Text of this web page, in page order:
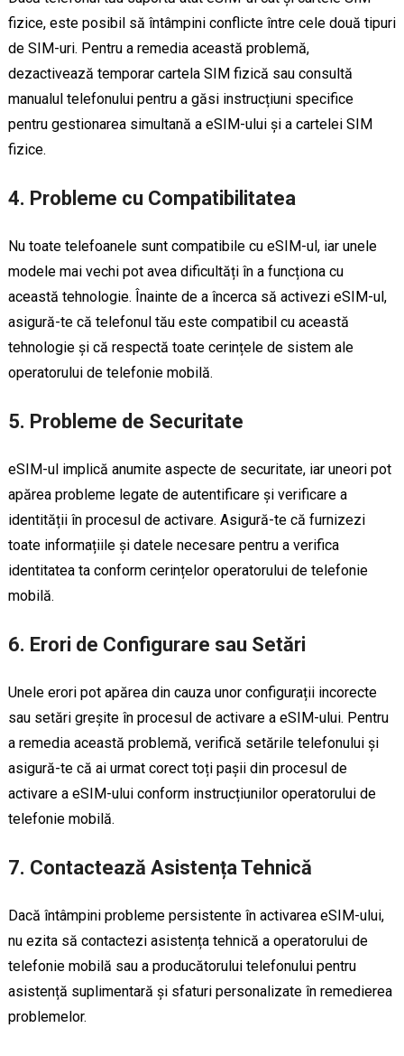
fizice, este posibil să întâmpini conflicte între cele două tipuri
de SIM-uri. Pentru a remedia această problemă,
dezactivează temporar cartela SIM fizică sau consultă
manualul telefonului pentru a găsi instrucțiuni specifice
pentru gestionarea simultană a eSIM-ului și a cartelei SIM
fizice.
4. Probleme cu Compatibilitatea
Nu toate telefoanele sunt compatibile cu eSIM-ul, iar unele
modele mai vechi pot avea dificultăți în a funcționa cu
această tehnologie. Înainte de a încerca să activezi eSIM-ul,
asigură-te că telefonul tău este compatibil cu această
tehnologie și că respectă toate cerințele de sistem ale
operatorului de telefonie mobilă.
5. Probleme de Securitate
eSIM-ul implică anumite aspecte de securitate, iar uneori pot
apărea probleme legate de autentificare și verificare a
identității în procesul de activare. Asigură-te că furnizezi
toate informațiile și datele necesare pentru a verifica
identitatea ta conform cerințelor operatorului de telefonie
mobilă.
6. Erori de Configurare sau Setări
Unele erori pot apărea din cauza unor configurații incorecte
sau setări greșite în procesul de activare a eSIM-ului. Pentru
a remedia această problemă, verifică setările telefonului și
asigură-te că ai urmat corect toți pașii din procesul de
activare a eSIM-ului conform instrucțiunilor operatorului de
telefonie mobilă.
7. Contactează Asistența Tehnică
Dacă întâmpini probleme persistente în activarea eSIM-ului,
nu ezita să contactezi asistența tehnică a operatorului de
telefonie mobilă sau a producătorului telefonului pentru
asistență suplimentară și sfaturi personalizate în remedierea
problemelor.